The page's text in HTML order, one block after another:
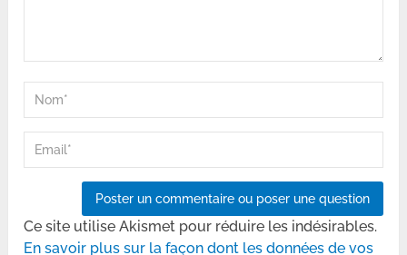
Ce site utilise Akismet pour réduire les indésirables.
En savoir plus sur la façon dont les données de vos